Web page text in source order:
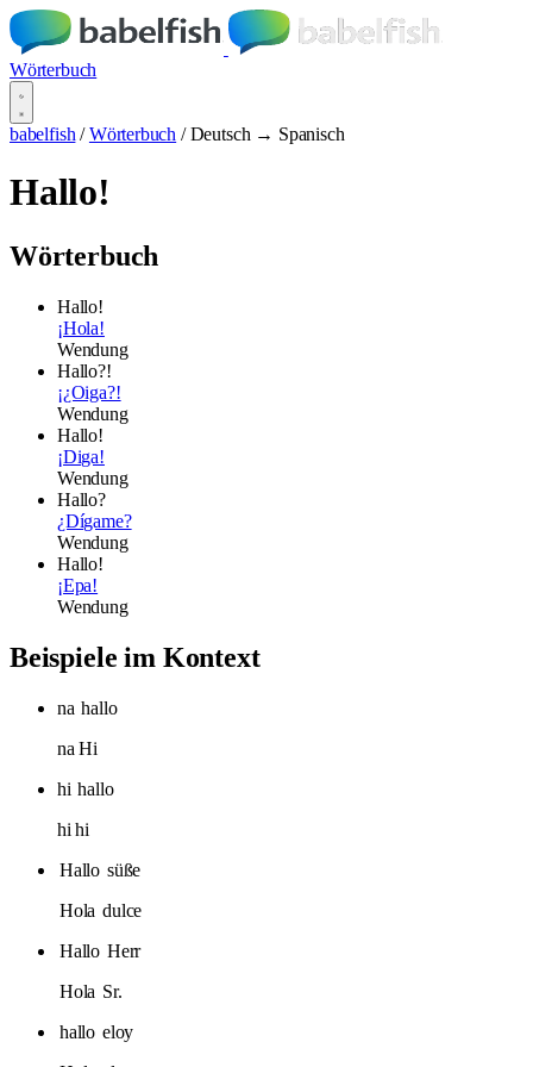
Wörterbuch
babelfish / Wörterbuch / Deutsch → Spanisch
Hallo!
Wörterbuch
Hallo!
¡Hola!
Wendung
Hallo?!
¡¿Oiga?!
Wendung
Hallo!
¡Diga!
Wendung
Hallo?
¿Dígame?
Wendung
Hallo!
¡Epa!
Wendung
Beispiele im Kontext
na hallo
na Hi
hi hallo
hi hi
Hallo süße
Hola dulce
Hallo Herr
Hola Sr.
hallo eloy